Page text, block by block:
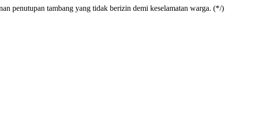
penutupan tambang yang tidak berizin demi keselamatan warga. (*/)